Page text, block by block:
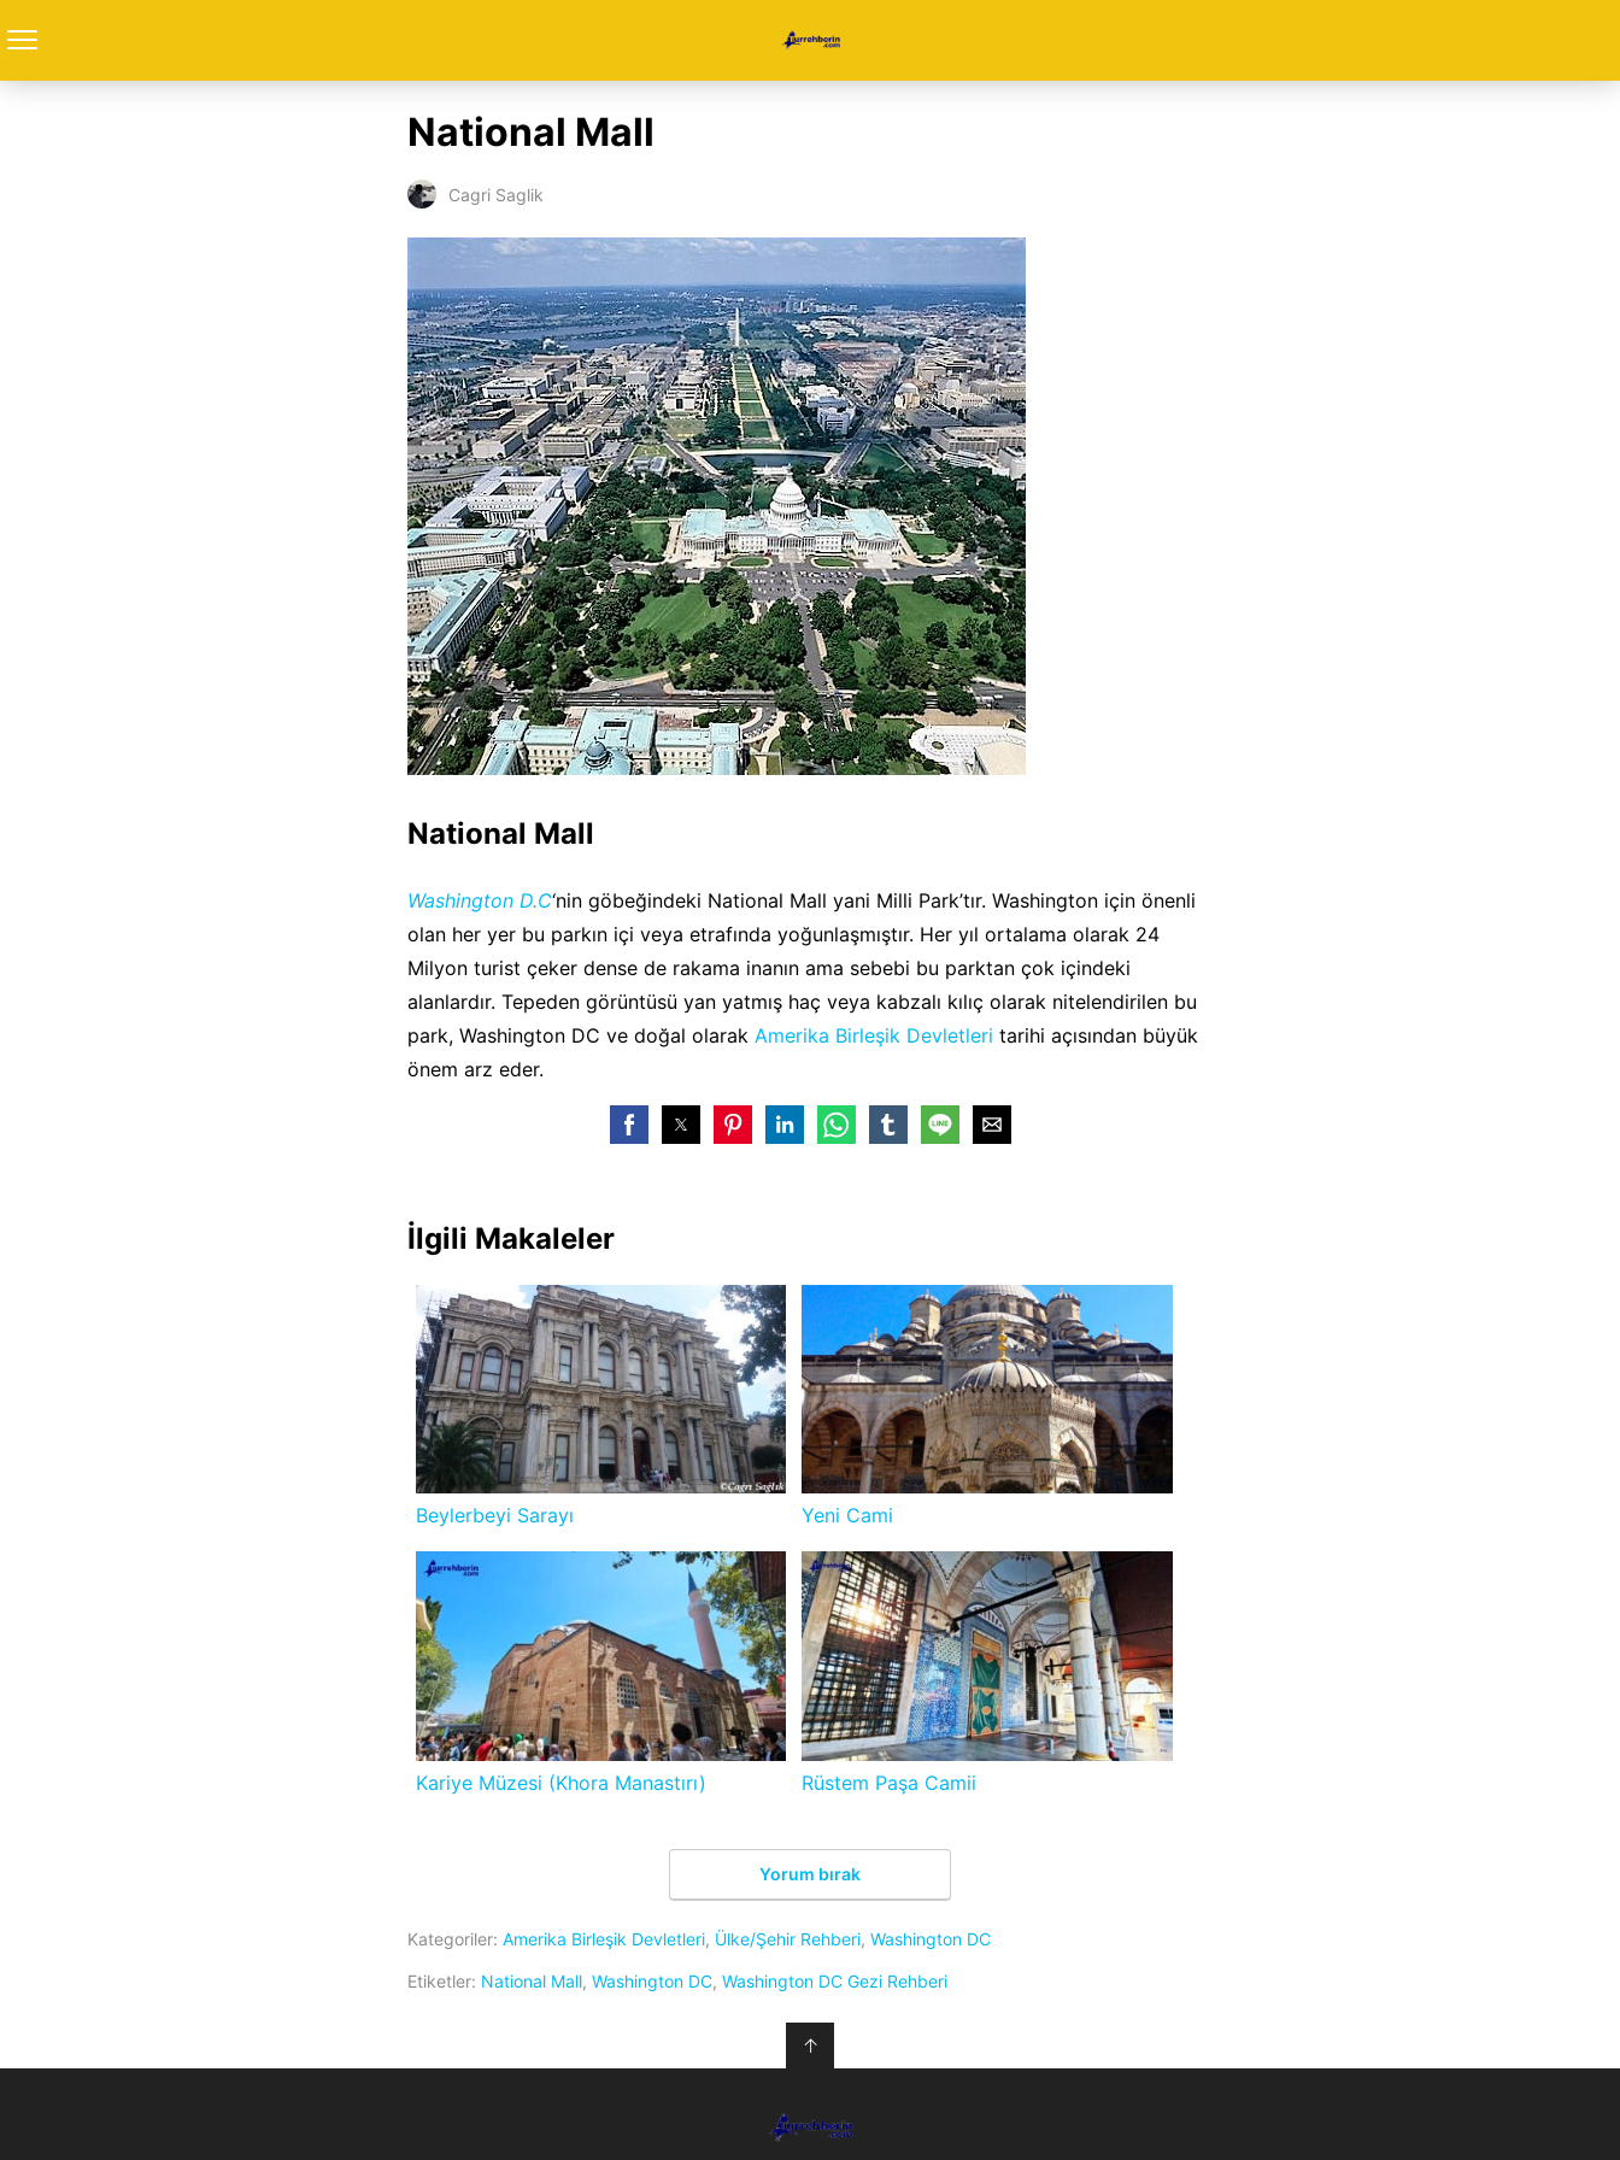
National Mall
Cagri Saglik
National Mall
Washington D.C‘nin göbeğindeki National Mall yani Milli Park’tır. Washington için önenli
olan her yer bu parkın içi veya etrafında yoğunlaşmıştır. Her yıl ortalama olarak 24
Milyon turist çeker dense de rakama inanın ama sebebi bu parktan çok içindeki
alanlardır. Tepeden görüntüsü yan yatmış haç veya kabzalı kılıç olarak nitelendirilen bu
park, Washington DC ve doğal olarak Amerika Birleşik Devletleri tarihi açısından büyük
önem arz eder.
İlgili Makaleler
Beylerbeyi Sarayı Yeni Cami
Kariye Müzesi (Khora Manastırı) Rüstem Paşa Camii
Yorum bırak
Kategoriler: Amerika Birleşik Devletleri, Ülke/Şehir Rehberi, Washington DC
Etiketler: National Mall, Washington DC, Washington DC Gezi Rehberi
↑